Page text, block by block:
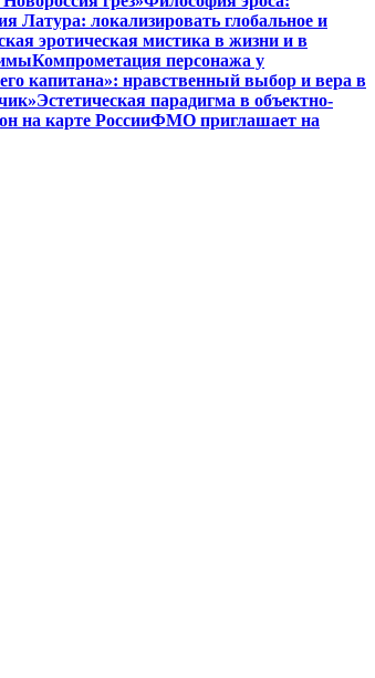
Латура: локализировать глобальное и
эротическая мистика в жизни и в
Компрометация персонажа у
капитана»: нравственный выбор и вера в
Эстетическая парадигма в объектно-
на карте РоссииФМО приглашает на